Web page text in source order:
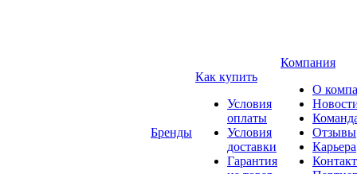
Бренды
Как купить
Условия
оплаты
Условия
доставки
Гарантия
Компания
О
Отзывы
Карьера